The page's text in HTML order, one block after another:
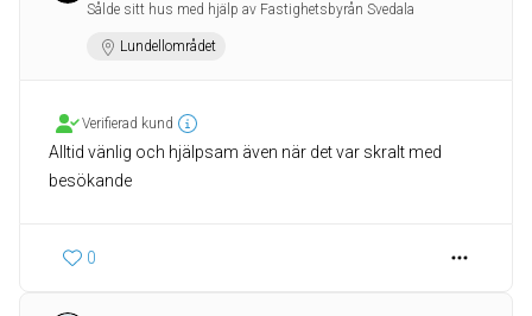
Sålde sitt hus med hjälp av Fastighetsbyrån Svedala
Lundellområdet
Verifierad kund
Alltid vänlig och hjälpsam även när det var skralt med
besökande
0